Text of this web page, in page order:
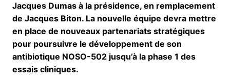
Jacques Dumas à la présidence, en remplacement
de Jacques Biton. La nouvelle équipe devra mettre
en place de nouveaux partenariats stratégiques
pour poursuivre le développement de son
antibiotique NOSO-502 jusqu’à la phase 1 des
essais cliniques.